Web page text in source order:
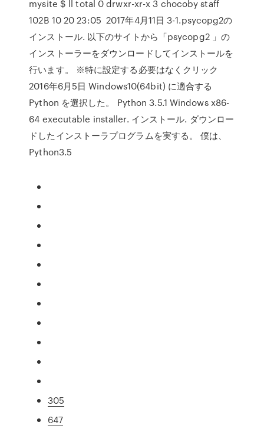
mysite $ ll total 0 drwxr-xr-x 3 chocoby staff
102B 10 20 23:05 2017年4月11日 3-1.psycopg2の
インストール. 以下のサイトから「psycopg2 」の
インストーラーをダウンロードしてインストールを
行います。 ※特に設定する必要はなくクリック
2016年6月5日 Windows10(64bit) に適合する
Python を選択した。 Python 3.5.1 Windows x86-
64 executable installer. インストール. ダウンロー
ドしたインストーラプログラムを実する。 僕は、
Python3.5
305
647